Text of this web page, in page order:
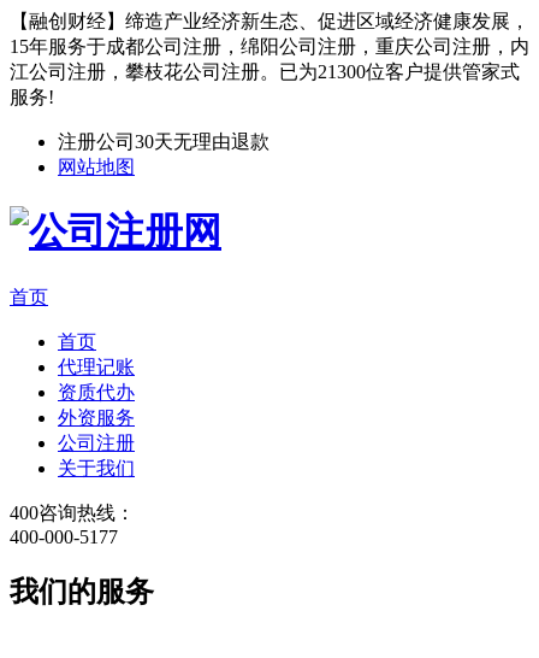
【融创财经】缔造产业经济新生态、促进区域经济健康发展，
15年服务于成都公司注册，绵阳公司注册，重庆公司注册，内
江公司注册，攀枝花公司注册。已为21300位客户提供管家式
服务!
注册公司30天无理由退款
网站地图
首页
首页
代理记账
资质代办
外资服务
公司注册
关于我们
400咨询热线：
400-000-5177
我们的服务